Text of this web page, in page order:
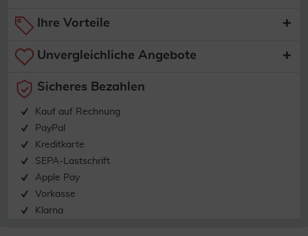
Ihre Vorteile
Unvergleichliche Angebote
Sicheres Bezahlen
Kauf auf Rechnung
PayPal
Kreditkarte
SEPA-Lastschrift
Apple Pay
Vorkasse
Klarna